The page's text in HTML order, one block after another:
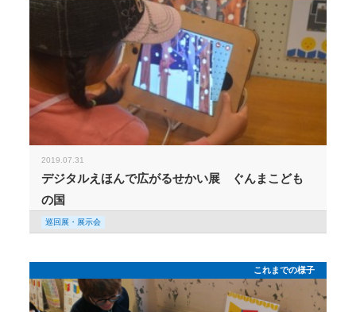
2019.07.31
デジタルえほんで広がるせかい展 ぐんまこども
の国
巡回展・展示会
これまでの様子